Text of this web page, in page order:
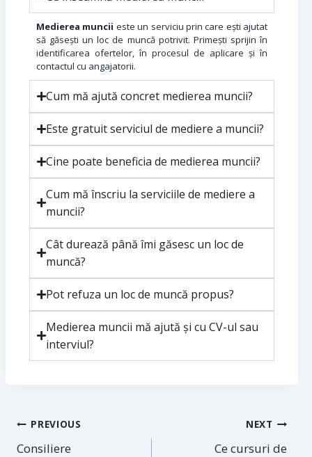
Medierea muncii este un serviciu prin care ești ajutat
să găsești un loc de muncă potrivit. Primești sprijin în
identificarea ofertelor, în procesul de aplicare și în
contactul cu angajatorii.
Cum mă ajută concret medierea muncii?
Este gratuit serviciul de mediere a muncii?
Cine poate beneficia de medierea muncii?
Cum mă înscriu la serviciile de mediere a
muncii?
Cât durează până îmi găsesc un loc de
muncă?
Pot refuza un loc de muncă propus?
Medierea muncii mă ajută și cu CV-ul sau
interviul?
PREVIOUS
Consiliere
NEXT
Ce cursuri de